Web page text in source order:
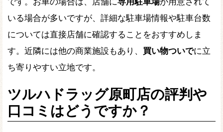
いる場合が多いですが、詳細な駐車場情報や駐車台数
については直接店舗に確認することをおすすめしま
す。近隣には他の商業施設もあり、 買い物ついでに立
ち寄りやすい立地です。
ツルハドラッグ原町店の評判や
口コミはどうですか？